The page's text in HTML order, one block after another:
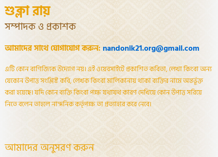
শুক্লা রায়
সম্পাদক ও প্রকাশক
আমাদের সাথে যোগাযোগ করুন: nandonik21.org@gmail.com
এটি কোন বাণিজ্যিক উদ্যোগ নয়। এই ওয়েবসাইটে প্রকাশিত কবিতা, লেখা কিংবা অন্য
যেকোন উপাত্ত সংশ্লিষ্ট কবি, লেখক কিংবা মালিকানায় থাকা ব্যক্তির নামে অন্তর্ভূক্ত
করা হয়েছে। যদি কোন ব্যক্তি কিংবা পক্ষ যথাযথ কারণ দেখিয়ে কোন উপাত্ত সরিয়ে
নিতে বলেন তাহলে নান্দনিক কর্তৃপক্ষ তা প্রত্যাহার করে নেবে।
আমাদের অনুসরণ করুন